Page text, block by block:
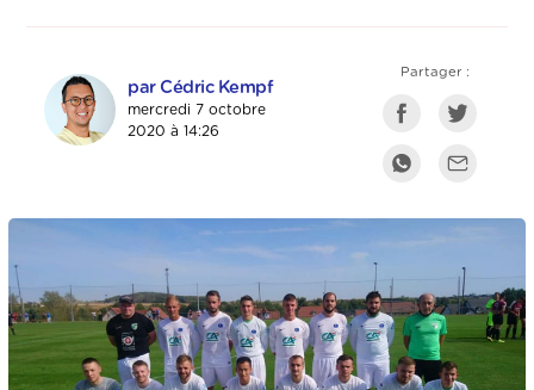
par Cédric Kempf
mercredi 7 octobre
2020 à 14:26
Partager :